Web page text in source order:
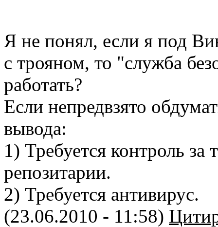
Я не понял, если я под
с трояном, то "служба
работать?
Если непредвзято
вывода:
1) Требуется контроль за
репозитарии.
2) Требуется антивирус.
(23.06.2010 - 11:58)